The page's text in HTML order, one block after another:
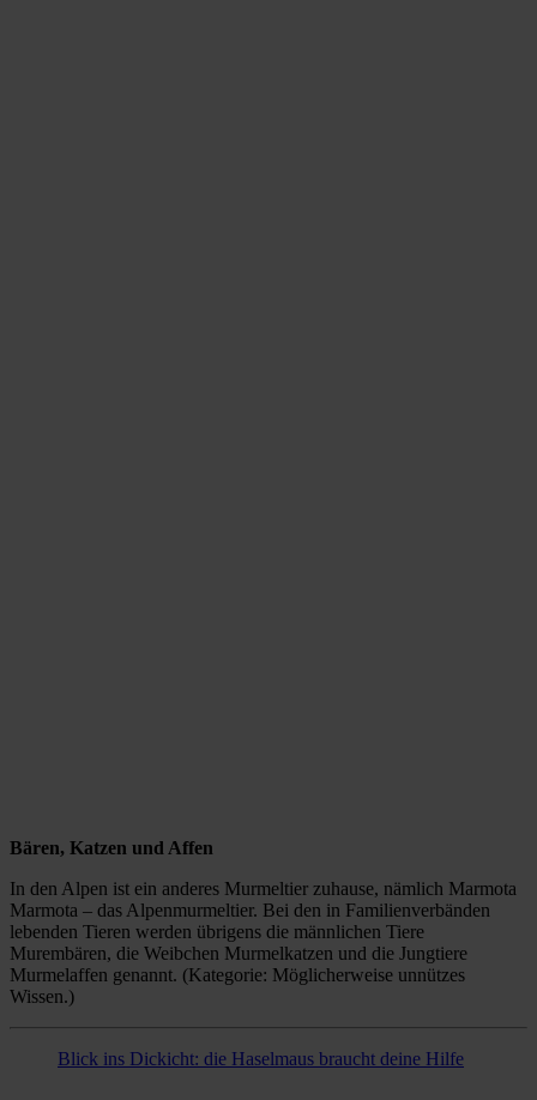
Bären, Katzen und Affen
In den Alpen ist ein anderes Murmeltier zuhause, nämlich Marmota
Marmota – das Alpenmurmeltier. Bei den in Familienverbänden
lebenden Tieren werden übrigens die männlichen Tiere
Murembären, die Weibchen Murmelkatzen und die Jungtiere
Murmelaffen genannt. (Kategorie: Möglicherweise unnützes
Wissen.)
Blick ins Dickicht: die Haselmaus braucht deine Hilfe